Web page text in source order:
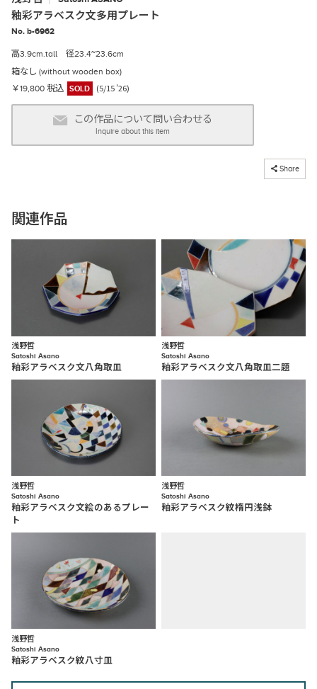
釉彩アラベスク文多用プレート
No. b-6962
高3.9cm.tall 径23.4~23.6cm
箱なし (without wooden box)
￥19,800 税込
SOLD (5/15 '26)
この作品について問い合わせる
Inquire about this item
Share
コピーしました
関連作品
浅野哲
Satoshi Asano
釉彩アラベスク文八角取皿
浅野哲
Satoshi Asano
釉彩アラベスク文八角取皿二題
浅野哲
Satoshi Asano
釉彩アラベスク文絵のあるプレー
ト
浅野哲
Satoshi Asano
釉彩アラベスク紋楕円浅鉢
浅野哲
Satoshi Asano
釉彩アラベスク紋八寸皿